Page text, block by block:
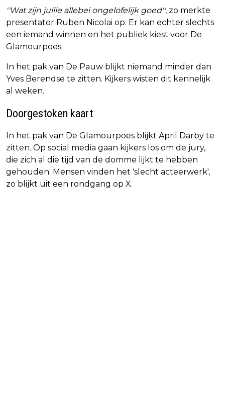
''Wat zijn jullie allebei ongelofelijk goed'', zo merkte
presentator Ruben Nicolai op. Er kan echter slechts
een iemand winnen en het publiek kiest voor De
Glamourpoes.
In het pak van De Pauw blijkt niemand minder dan
Yves Berendse te zitten. Kijkers wisten dit kennelijk
al weken.
Doorgestoken kaart
In het pak van De Glamourpoes blijkt April Darby te
zitten. Op social media gaan kijkers los om de jury,
die zich al die tijd van de domme lijkt te hebben
gehouden. Mensen vinden het 'slecht acteerwerk',
zo blijkt uit een rondgang op X.